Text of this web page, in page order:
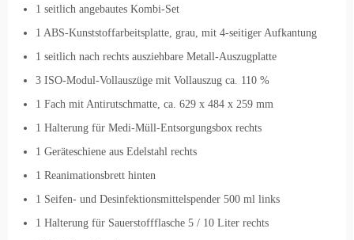
1 seitlich angebautes Kombi-Set
1 ABS-Kunststoffarbeitsplatte, grau, mit 4-seitiger Aufkantung
1 seitlich nach rechts ausziehbare Metall-Auszugplatte
3 ISO-Modul-Vollauszüge mit Vollauszug ca. 110 %
1 Fach mit Antirutschmatte, ca. 629 x 484 x 259 mm
1 Halterung für Medi-Müll-Entsorgungsbox rechts
1 Geräteschiene aus Edelstahl rechts
1 Reanimationsbrett hinten
1 Seifen- und Desinfektionsmittelspender 500 ml links
1 Halterung für Sauerstoffflasche 5 / 10 Liter rechts